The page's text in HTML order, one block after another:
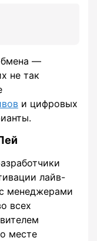
—
не так
и цифровых
лайв-
менеджерами
всех
месте